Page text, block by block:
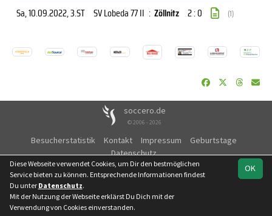
Sa, 10.09.2022, 3.ST SV Lobeda 77 II : Zöllnitz 2 : 0 (1)
soccero.de
© 2006 - 2026
Besucherstatistik Kontakt Impressum
Geburtstage
Datenschutz
OK
Diese Webseite verwendet Cookies, um Dir den bestmöglichen
Service bieten zu können. Entsprechende Informationen findest
Du unter Datenschutz.
Mit der Nutzung der Webseite erklärst Du Dich mit der
Verwendung von Cookies einverstanden.